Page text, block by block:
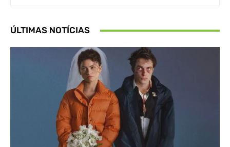
ÚLTIMAS NOTÍCIAS